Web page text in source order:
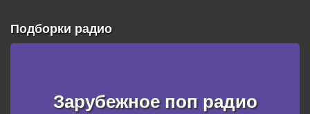
Подборки радио
Зарубежное поп радио